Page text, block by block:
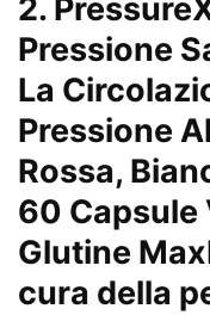
2.
Pressione
La
Pressione
Rossa,
60 Capsule
Glutine
cura della